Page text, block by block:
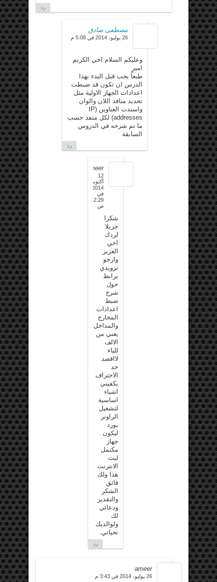
رد
مصطفى صادق
26 يوليو، 2014 في 5:08 م
وعليكم السلام اخي الكريم
امير
طبعاً يجب قبل البدء بهذا
الدرس ان تكون قد ضبطت
اعدادات الجهاز الاولية مثل
تحديد منافذ اللان والوان
واسندت العناوين (IP
addresses) لكل منفذ حسب
ما تم شرحه في الدروس
السابقة
رد
ameer
12
أكتوبر،
2014
في
2:29
ص
شكرا
جزيلا
لردك
اخي
العزيز
وارجو
تزويدي
برابط
حول
شرح
ضبط
اعدادات
المخارج
والمداخل
يعني من
الالف
للياء
لااقصد
حد
الاحتراف
يكفيني
اشياء
اساسية
لتشغيل
الراوتر
بورد
ليكون
جهاز
مكتمل
لبث
الانترنت
هذا ولك
فائق
الشكر
والتقدير
ودعائي
لك
ولوالديك
تحياتي.
رد
ameer
26 يوليو، 2014 في 3:43 م